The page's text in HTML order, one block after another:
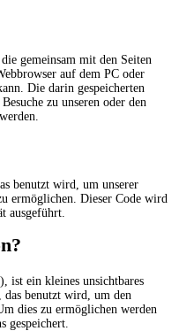
gemeinsam mit den Seiten
auf dem PC oder
Die darin gespeicherten
zu unseren oder den
benutzt wird, um unserer
ermöglichen. Dieser Code wird
ausgeführt.
ist ein kleines unsichtbares
benutzt wird, um den
dies zu ermöglichen werden
gespeichert.